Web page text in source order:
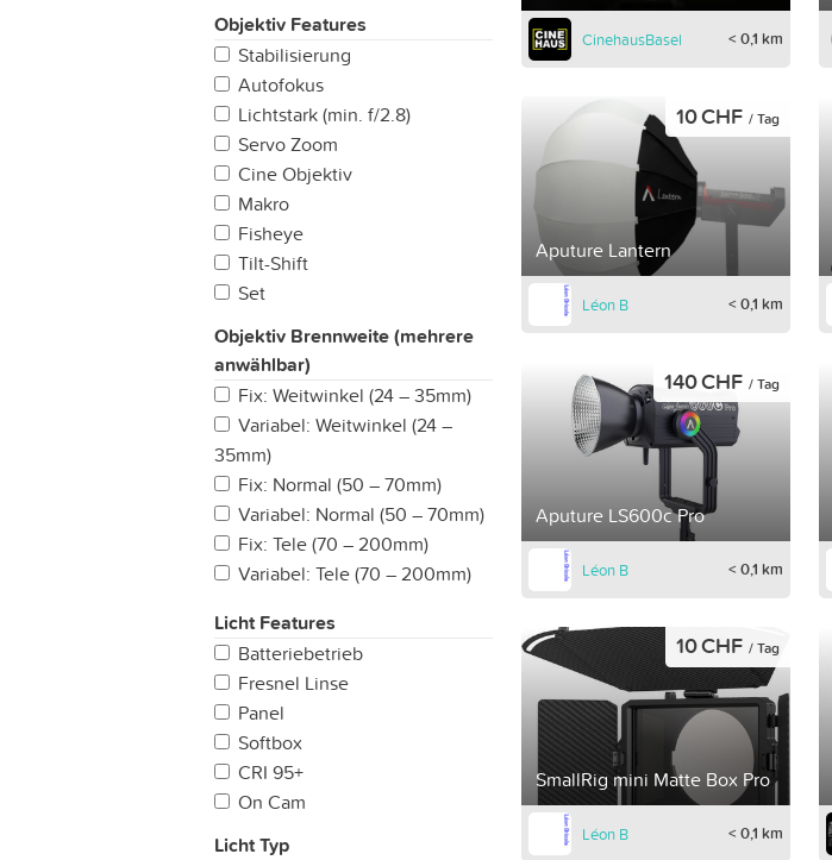
Leica M
Sony A
Canon RF
Objektiv Features
Stabilisierung
Autofokus
Lichtstark (min. f/2.8)
Servo Zoom
Cine Objektiv
Makro
Fisheye
Tilt-Shift
Set
Objektiv Brennweite (mehrere
anwählbar)
Fix: Weitwinkel (24 – 35mm)
Variabel: Weitwinkel (24 –
35mm)
Fix: Normal (50 – 70mm)
Variabel: Normal (50 – 70mm)
Fix: Tele (70 – 200mm)
Variabel: Tele (70 – 200mm)
Fisheye (bis 14mm)
Fix: Ultra Weitwinkel (14 –
24mm)
Variabel: Ultra Weitwinkel (14 –
24mm)
Variabel: Super Tele (200mm
+)
Licht Features
Batteriebetrieb
Fresnel Linse
Panel
Softbox
CRI 95+
On Cam
Licht Typ
CinehausBasel < 0,1 km
Aputure Lantern
10 CHF / Tag
Léon B < 0,1 km
Aputure LS600c Pro
140 CHF / Tag
Léon B < 0,1 km
SmallRig mini Matte Box Pro
10 CHF / Tag
Léon B < 0,1 km